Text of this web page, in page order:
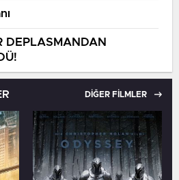
DEPLASMANDAN
DİĞER FİLMLER